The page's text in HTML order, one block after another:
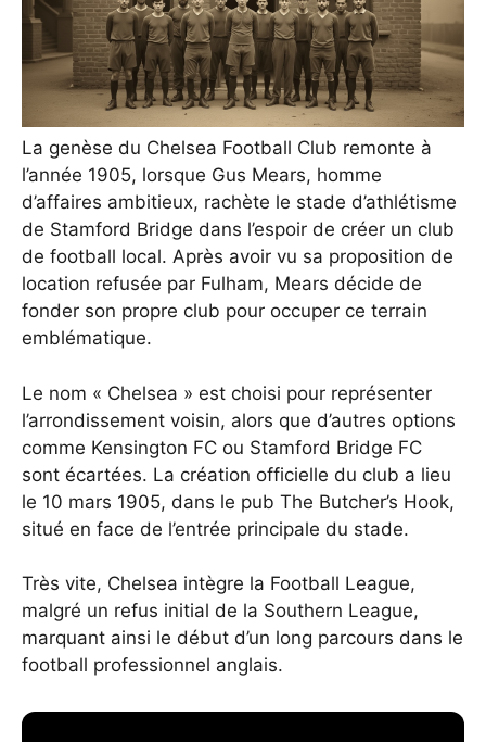
La genèse du Chelsea Football Club remonte à
l’année 1905, lorsque Gus Mears, homme
d’affaires ambitieux, rachète le stade d’athlétisme
de Stamford Bridge dans l’espoir de créer un club
de football local. Après avoir vu sa proposition de
location refusée par Fulham, Mears décide de
fonder son propre club pour occuper ce terrain
emblématique.
Le nom « Chelsea » est choisi pour représenter
l’arrondissement voisin, alors que d’autres options
comme Kensington FC ou Stamford Bridge FC
sont écartées. La création officielle du club a lieu
le 10 mars 1905, dans le pub The Butcher’s Hook,
situé en face de l’entrée principale du stade.
Très vite, Chelsea intègre la Football League,
malgré un refus initial de la Southern League,
marquant ainsi le début d’un long parcours dans le
football professionnel anglais.